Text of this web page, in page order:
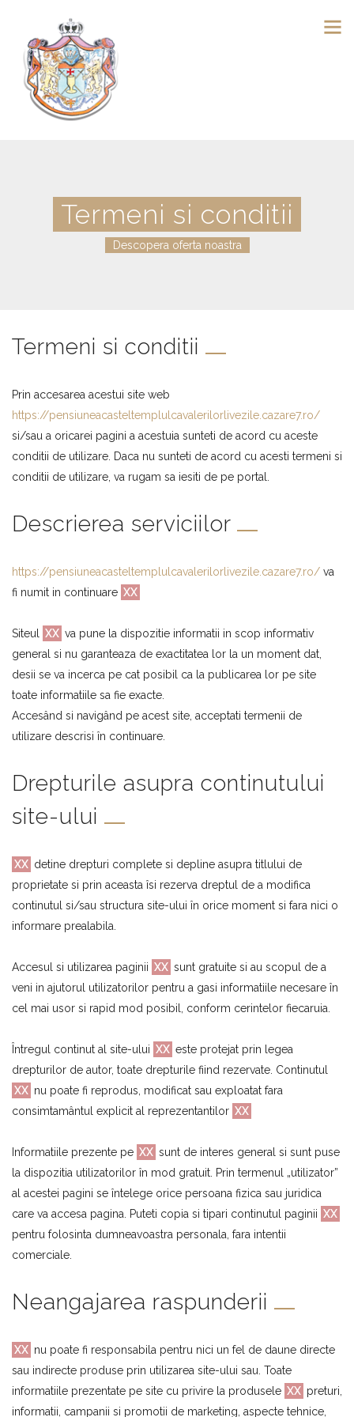
Termeni si conditii
Descopera oferta noastra
Termeni si conditii
Prin accesarea acestui site web
https://pensiuneacasteltemplulcavalerilorlivezile.cazare7.ro/
si/sau a oricarei pagini a acestuia sunteti de acord cu aceste
conditii de utilizare. Daca nu sunteti de acord cu acesti termeni si
conditii de utilizare, va rugam sa iesiti de pe portal.
Descrierea serviciilor
https://pensiuneacasteltemplulcavalerilorlivezile.cazare7.ro/ va
fi numit in continuare XX
Siteul XX va pune la dispozitie informatii in scop informativ
general si nu garanteaza de exactitatea lor la un moment dat,
desii se va incerca pe cat posibil ca la publicarea lor pe site
toate informatiile sa fie exacte.
Accesând si navigând pe acest site, acceptati termenii de
utilizare descrisi în continuare.
Drepturile asupra continutului
site-ului
XX detine drepturi complete si depline asupra titlului de
proprietate si prin aceasta îsi rezerva dreptul de a modifica
continutul si/sau structura site-ului în orice moment si fara nici o
informare prealabila.
Accesul si utilizarea paginii XX sunt gratuite si au scopul de a
veni in ajutorul utilizatorilor pentru a gasi informatiile necesare în
cel mai usor si rapid mod posibil, conform cerintelor fiecaruia.
Întregul continut al site-ului XX este protejat prin legea
drepturilor de autor, toate drepturile fiind rezervate. Continutul
XX nu poate fi reprodus, modificat sau exploatat fara
consimtamântul explicit al reprezentantilor XX
Informatiile prezente pe XX sunt de interes general si sunt puse
la dispozitia utilizatorilor în mod gratuit. Prin termenul „utilizator”
al acestei pagini se întelege orice persoana fizica sau juridica
care va accesa pagina. Puteti copia si tipari continutul paginii XX
pentru folosinta dumneavoastra personala, fara intentii
comerciale.
Neangajarea raspunderii
XX nu poate fi responsabila pentru nici un fel de daune directe
sau indirecte produse prin utilizarea site-ului sau. Toate
informatiile prezentate pe site cu privire la produsele XX preturi,
informatii, campanii si promotii de marketing, aspecte tehnice,